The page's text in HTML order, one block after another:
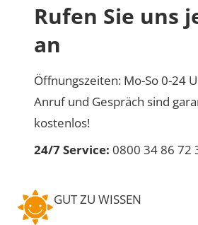
Rufen Sie uns
an
Öffnungszeiten: Mo-So 0-24
Anruf und Gespräch sind
kostenlos!
24/7 Service: 0800 34 86 72
GUT ZU WISSEN